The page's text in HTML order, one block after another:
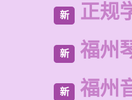
新 正规
新 福州
新 福州